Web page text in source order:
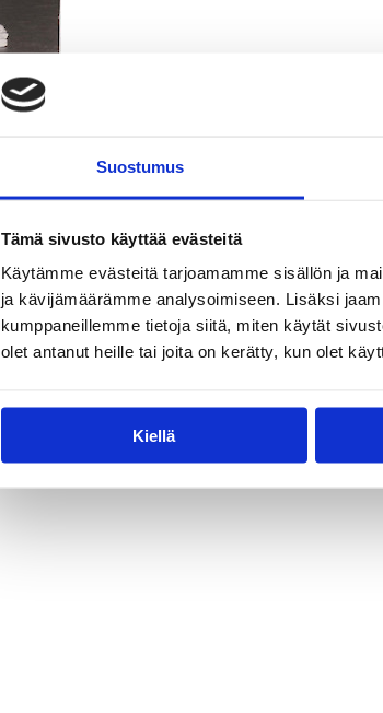
Suostumus
Tämä sivusto käyttää evästeitä
Käytämme evästeitä tarjoamamme sisällön ja
ja kävijämäärämme analysoimiseen. Lisäksi
kumppaneillemme tietoja siitä, miten käytät
olet antanut heille tai joita on kerätty, kun olet
Kiellä